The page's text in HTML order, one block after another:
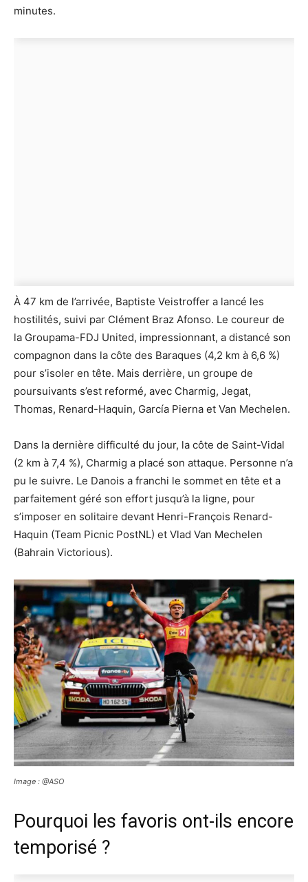
minutes.
À 47 km de l’arrivée, Baptiste Veistroffer a lancé les
hostilités, suivi par Clément Braz Afonso. Le coureur de
la Groupama-FDJ United, impressionnant, a distancé son
compagnon dans la côte des Baraques (4,2 km à 6,6 %)
pour s’isoler en tête. Mais derrière, un groupe de
poursuivants s’est reformé, avec Charmig, Jegat,
Thomas, Renard-Haquin, García Pierna et Van Mechelen.
Dans la dernière difficulté du jour, la côte de Saint-Vidal
(2 km à 7,4 %), Charmig a placé son attaque. Personne n’a
pu le suivre. Le Danois a franchi le sommet en tête et a
parfaitement géré son effort jusqu’à la ligne, pour
s’imposer en solitaire devant Henri-François Renard-
Haquin (Team Picnic PostNL) et Vlad Van Mechelen
(Bahrain Victorious).
Image : @ASO
Pourquoi les favoris ont-ils encore
temporisé ?